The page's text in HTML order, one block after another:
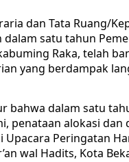
dan Tata Ruang/
dalam satu tahun
Raka, telah
yang berdampak
bahwa dalam satu
penataan alokasi
Peringatan
wal Hadits, Kota